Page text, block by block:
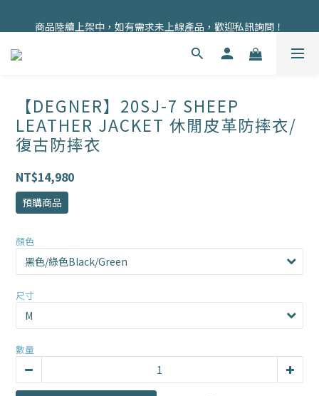
註冊會員即贈100元購物金！
【DEGNER】20SJ-7 SHEEP
LEATHER JACKET 休閒皮革防摔衣/
復古防摔衣
NT$14,980
預購商品
顏色
尺寸
數量